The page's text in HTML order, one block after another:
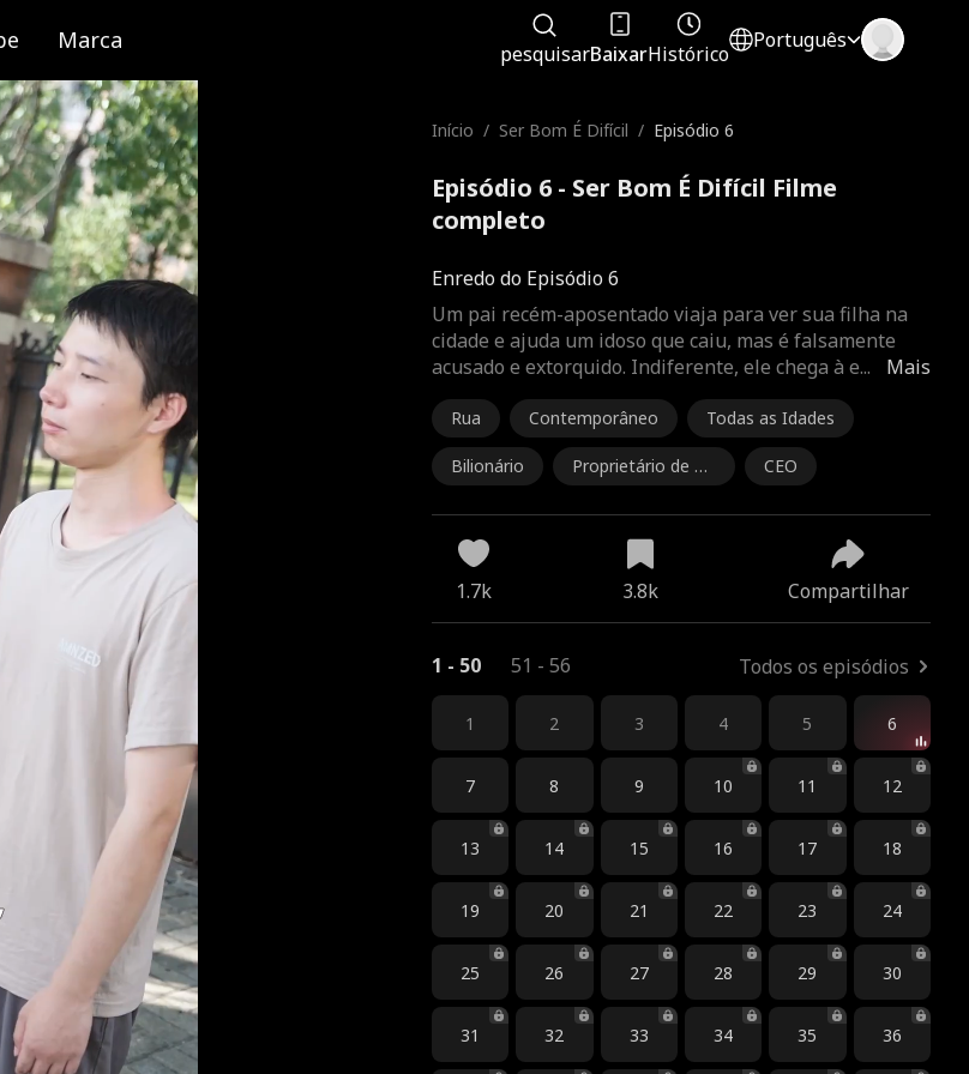
Marca pesquisarBaixarHistórico
Português
Início / Ser Bom É Difícil / Episódio 6
Episódio 6 - Ser Bom É Difícil Filme
completo
Enredo do Episódio 6
Mais
Um pai recém-aposentado viaja para ver sua filha na
cidade e ajuda um idoso que caiu, mas é falsamente
acusado e extorquido. Indiferente, ele chega à e...
Rua Contemporâneo Todas as Idades
Bilionário
Proprietário de N
CEO
1.7k 3.8k Compartilhar
1 - 50 51 - 56 Todos os episódios
1 2 3 4 5 6
7 8 9 10 11 12
13 14 15 16 17 18
19 20 21 22 23 24
25 26 27 28 29 30
31 32 33 34 35 36